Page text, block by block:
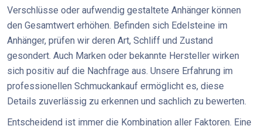
Verschlüsse oder aufwendig gestaltete Anhänger können
den Gesamtwert erhöhen. Befinden sich Edelsteine im
Anhänger, prüfen wir deren Art, Schliff und Zustand
gesondert. Auch Marken oder bekannte Hersteller wirken
sich positiv auf die Nachfrage aus. Unsere Erfahrung im
professionellen Schmuckankauf ermöglicht es, diese
Details zuverlässig zu erkennen und sachlich zu bewerten.
Entscheidend ist immer die Kombination aller Faktoren. Eine